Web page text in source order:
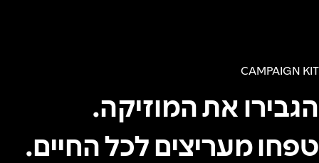
CAMPAIGN KIT
הגבירו את המוזיקה.
טפחו מעריצים לכל החיים.